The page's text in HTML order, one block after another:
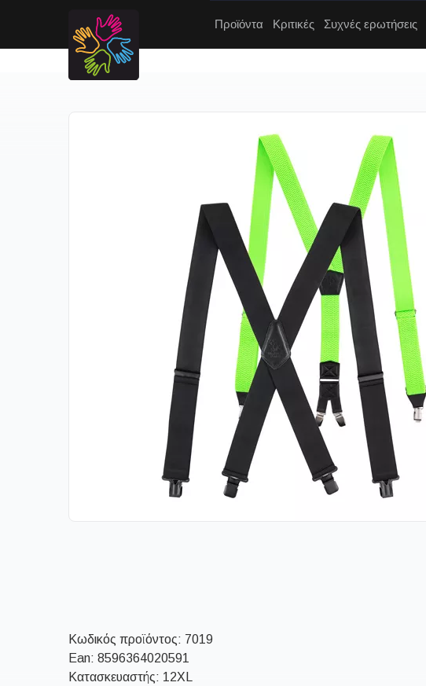
Προϊόντα Κριτικές Συχνές ερωτήσεις
Κωδικός προϊόντος: 7019
Ean: 8596364020591
Κατασκευαστής: 12XL